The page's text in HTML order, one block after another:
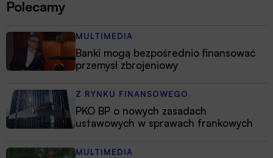
Polecamy
MULTIMEDIA
Banki mogą bezpośrednio finansować
przemysł zbrojeniowy
Z RYNKU FINANSOWEGO
PKO BP o nowych zasadach
ustawowych w sprawach frankowych
MULTIMEDIA